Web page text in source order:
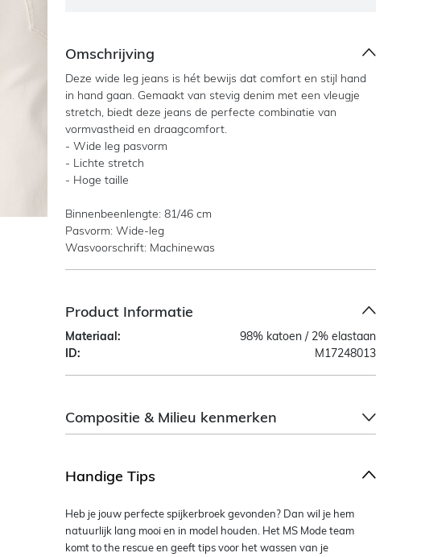
Omschrijving
Deze wide leg jeans is hét bewijs dat comfort en stijl hand
in hand gaan. Gemaakt van stevig denim met een vleugje
stretch, biedt deze jeans de perfecte combinatie van
vormvastheid en draagcomfort.
- Wide leg pasvorm
- Lichte stretch
- Hoge taille
Binnenbeenlengte: 81/46 cm
Pasvorm: Wide-leg
Wasvoorschrift: Machinewas
Product Informatie
Materiaal:
98% katoen / 2% elastaan
ID:
M17248013
Compositie & Milieu kenmerken
Handige Tips
Heb je jouw perfecte spijkerbroek gevonden? Dan wil je hem
natuurlijk lang mooi en in model houden. Het MS Mode team
komt to the rescue en geeft tips voor het wassen van je